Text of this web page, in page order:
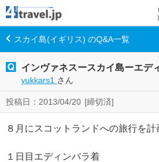
スカイ島(イギリス) のQ&A一覧
インヴァネスースカイ島ーエデ
yukkars1 さん
投稿日：2013/04/20 [締切済]
８月にスコットランドへの旅行を計
１日目エディンバラ着